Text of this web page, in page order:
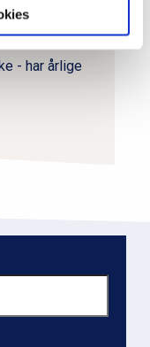
træ.
- har årlige